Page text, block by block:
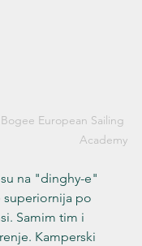
European Sailing
Academy
na "dinghy-e"
superiornija po
Samim tim i
Kamperski